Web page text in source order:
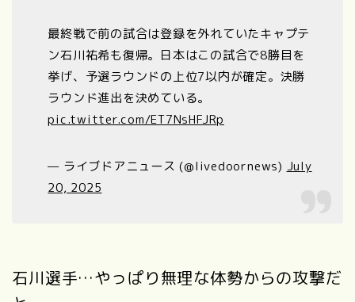
最終戦で前の試合は登録を外れていたキャプテ
ン石川祐希も復帰。日本はこの試合で8勝目を
挙げ、予選ラウンドの上位7以内が確定。決勝
ラウンド進出を決めている。
pic.twitter.com/ET7NsHFJRp
— ライブドアニュース (@livedoornews) July
20, 2025
石川選手…やっぱり無理な体勢からの攻撃だ